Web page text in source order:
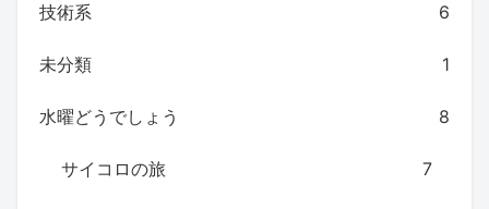
技術系 6
未分類 1
水曜どうでしょう 8
サイコロの旅 7